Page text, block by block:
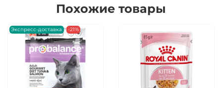
Похожие товары
Экспресс-доставка -21%